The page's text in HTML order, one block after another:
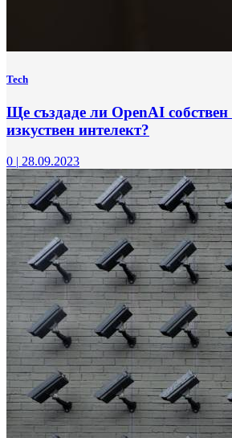
Tech
Ще създаде ли OpenAI
изкуствен интелект?
0 | 28.09.2023